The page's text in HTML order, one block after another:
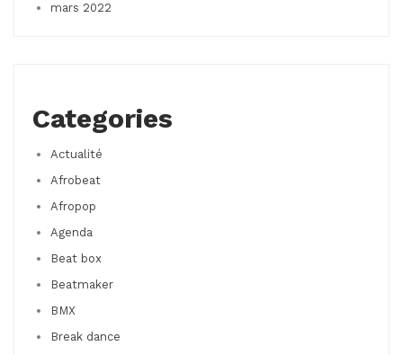
mars 2022
Categories
Actualité
Afrobeat
Afropop
Agenda
Beat box
Beatmaker
BMX
Break dance